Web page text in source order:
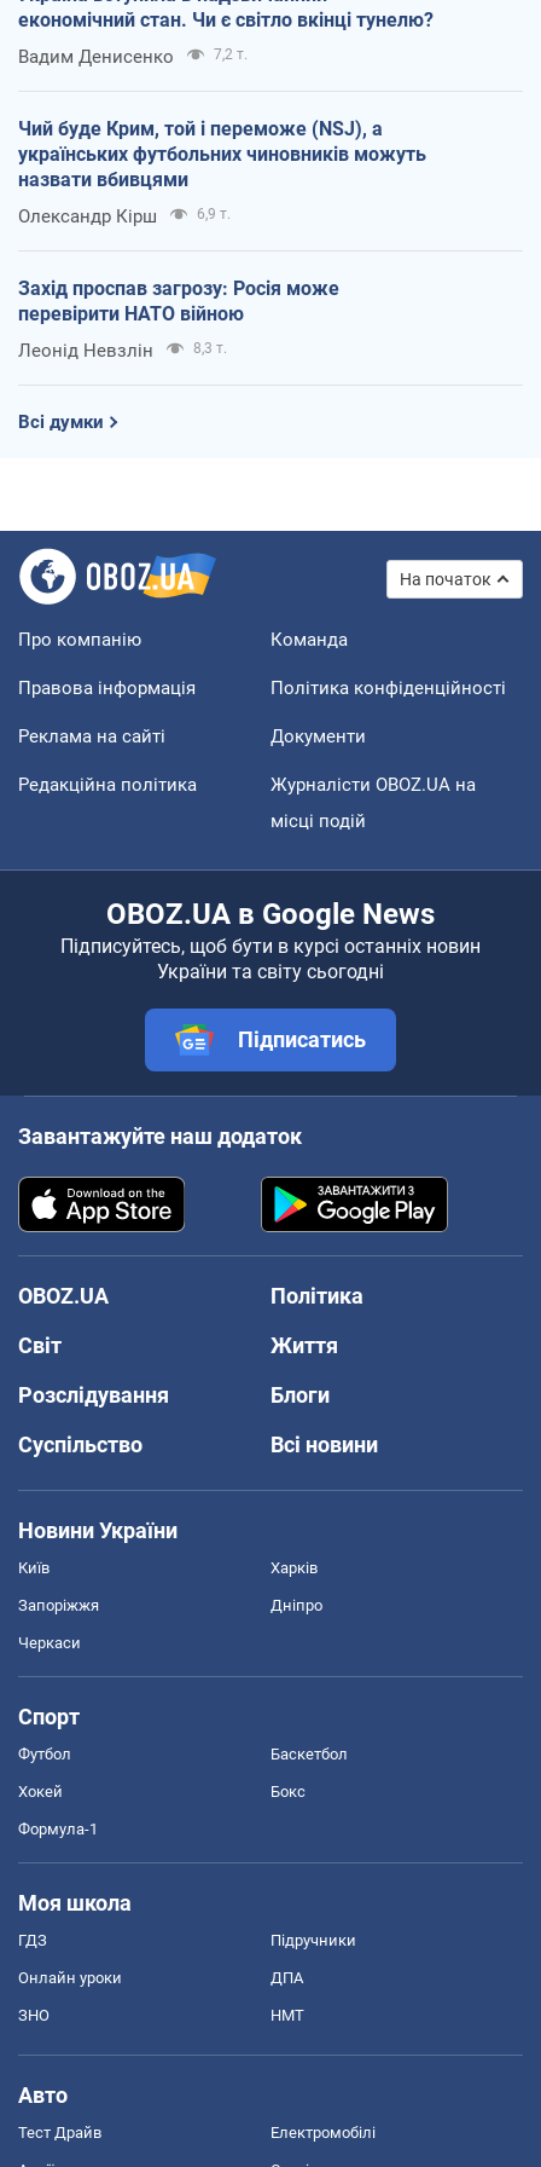
економічний стан. Чи є світло вкінці тунелю?
Вадим Денисенко 7,2 т.
Чий буде Крим, той і переможе (NSJ), а
українських футбольних чиновників можуть
назвати вбивцями
Олександр Кірш 6,9 т.
Захід проспав загрозу: Росія може
перевірити НАТО війною
Леонід Невзлін 8,3 т.
Всі думки
На початок
Про компанію Команда
Правова інформація Політика конфіденційності
Реклама на сайті Документи
Редакційна політика
Журналісти OBOZ.UA на
місці подій
OBOZ.UA в Google News
Підписуйтесь, щоб бути в курсі останніх новин
України та світу сьогодні
Підписатись
Завантажуйте наш додаток
OBOZ.UA
Політика
Світ
Життя
Розслідування
Блоги
Суспільство
Всі новини
Новини України
Київ Харків
Запоріжжя Дніпро
Черкаси
Спорт
Футбол Баскетбол
Хокей Бокс
Формула-1
Моя школа
ГДЗ Підручники
Онлайн уроки ДПА
ЗНО НМТ
Авто
Тест Драйв Електромобілі